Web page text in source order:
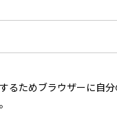
るためブラウザーに自